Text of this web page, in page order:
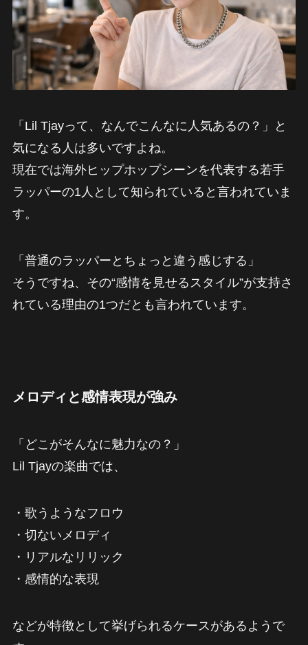
「Lil Tjayって、なんでこんなに人気あるの？」と
気になる人は多いですよね。
現在では海外ヒップホップシーンを代表する若手
ラッパーの1人として知られていると言われていま
す。
「普通のラッパーとちょっと違う感じする」
そうですね、その“感情を見せるスタイル”が支持さ
れている理由の1つだとも言われています。
メロディと感情表現が強み
「どこがそんなに魅力なの？」
Lil Tjayの楽曲では、
・歌うようなフロウ
・切ないメロディ
・リアルなリリック
・感情的な表現
などが特徴として挙げられるケースがあるようで